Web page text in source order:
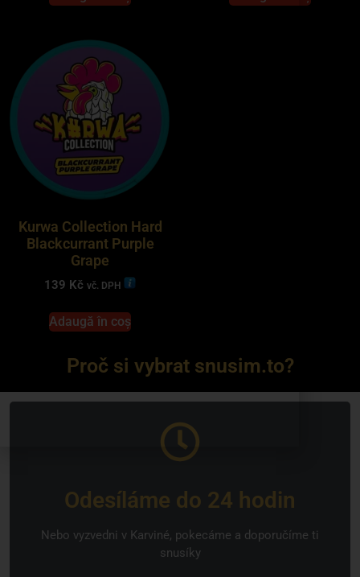
Kurwa Collection Hard
Blackcurrant Purple
Grape
139 Kč vč. DPH
Adaugă în coș
Proč si vybrat snusim.to?
Odesíláme do 24 hodin
Nebo vyzvedni v Karviné, pokecáme a doporučíme ti
snusíky